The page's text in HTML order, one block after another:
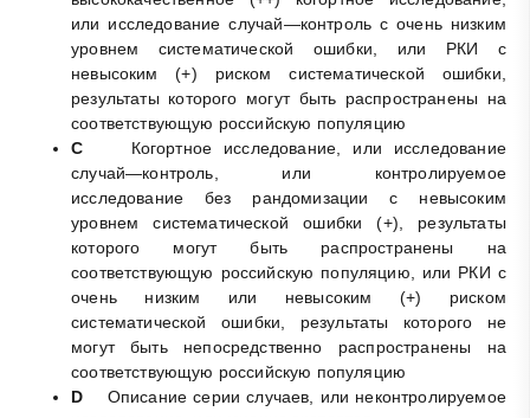
или исследование случай—контроль с очень низким
уровнем систематической ошибки, или РКИ с
невысоким (+) риском систематической ошибки,
результаты которого могут быть распространены на
соответствующую российскую популяцию
C Когортное исследование, или исследование
случай—контроль, или контролируемое
исследование без рандомизации с невысоким
уровнем систематической ошибки (+), результаты
которого могут быть распространены на
соответствующую российскую популяцию, или РКИ с
очень низким или невысоким (+) риском
систематической ошибки, результаты которого не
могут быть непосредственно распространены на
соответствующую российскую популяцию
D Описание серии случаев, или неконтролируемое